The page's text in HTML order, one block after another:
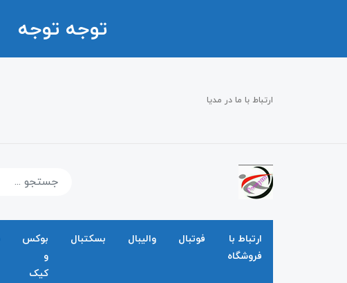
توجه توجه
ارتباط با ما در مدیا
ارتباط با
فروشگاه
فوتبال والیبال بسکتبال
بوکس
و
کیک